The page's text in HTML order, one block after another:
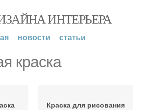
ИНТЕРЬЕРА
новости статьи
краска
Краска для рисования